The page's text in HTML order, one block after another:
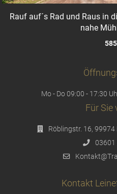
Rauf auf´s Rad und Raus in
nahe
Mo - Do 09:00 - 17:30
Für Sie
Röblingstr. 16,
03601
Kontakt